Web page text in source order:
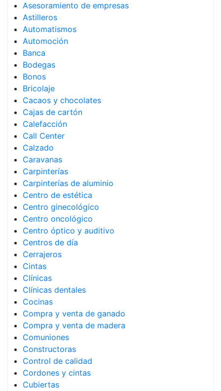
Asesoramiento de empresas
Astilleros
Automatismos
Automoción
Banca
Bodegas
Bonos
Bricolaje
Cacaos y chocolates
Cajas de cartón
Calefacción
Call Center
Calzado
Caravanas
Carpinterías
Carpinterías de aluminio
Centro de estética
Centro ginecológico
Centro oncológico
Centro óptico y auditivo
Centros de día
Cerrajeros
Cintas
Clínicas
Clínicas dentales
Cocinas
Compra y venta de ganado
Compra y venta de madera
Comuniones
Constructoras
Control de calidad
Cordones y cintas
Cubiertas